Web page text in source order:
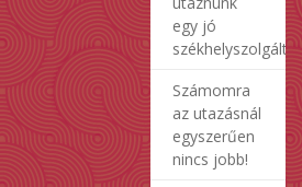
egy jó
Számomra
az utazásnál
egyszerűen
nincs jobb!